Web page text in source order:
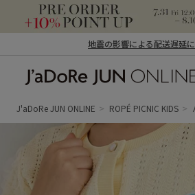
地震の影響による配送遅延
ン オンライン）
J'aDoRe JUN ONLINE ROPÉ PICNIC KIDS